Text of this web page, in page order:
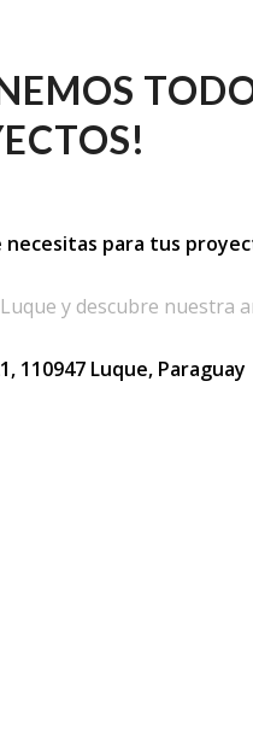
necesitas para tus
y descubre nuestra
110947 Luque, Paraguay